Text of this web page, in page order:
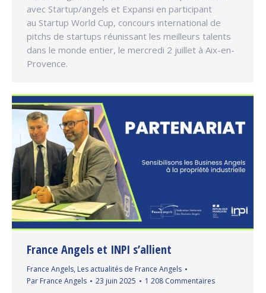
avec Startup/angels et Expansi en participant
au Startup World Cup, concours international de
pitchs de startups réunissant les meilleurs talents
dans le monde entier, le mercredi 2 juillet à Aix-en-
Provence.
France Angels et INPI s’allient
France Angels, Les actualités de France Angels
Par France Angels 23 juin 2025 1 208 Commentaires